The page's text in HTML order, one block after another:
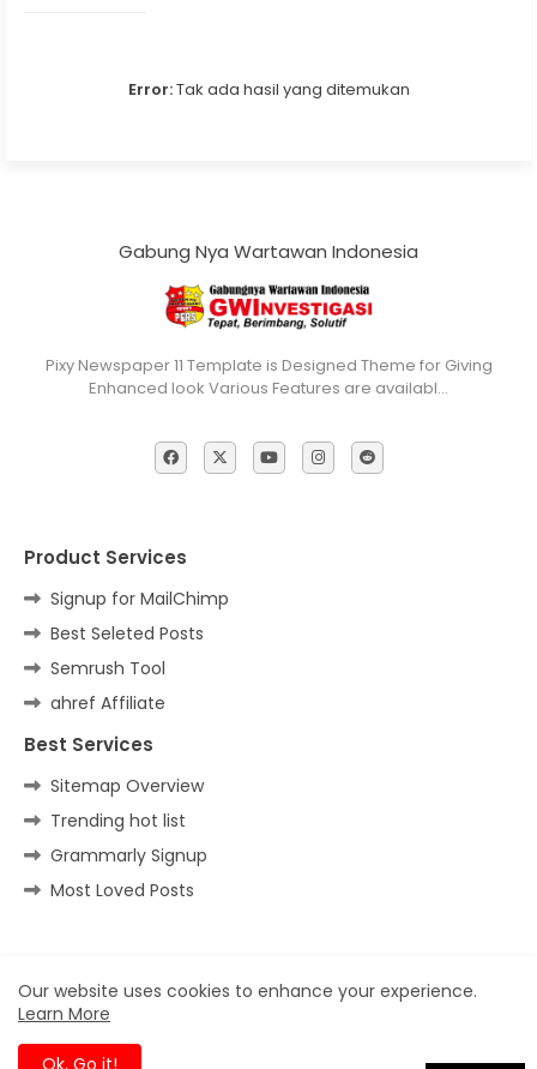
Error:Tak ada hasil yang ditemukan
Gabung Nya Wartawan Indonesia
Pixy Newspaper 11 Template is Designed Theme for Giving
Enhanced look Various Features are availabl…
Product Services
Signup for MailChimp
Best Seleted Posts
Semrush Tool
ahref Affiliate
Best Services
Sitemap Overview
Trending hot list
Grammarly Signup
Most Loved Posts
Home Contact us Privacy Policy
Our website uses cookies to enhance your experience.
Learn More
Ok, Go it!